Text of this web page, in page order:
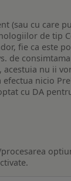
(sau cu care
de tip
fie ca este
de
nu ii
nicio
cu DA